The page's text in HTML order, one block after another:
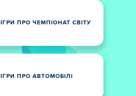
ІГРИ ПРО ЧЕМПІОНАТ СВІТУ
ІГРИ ПРО АВТОМОБІЛІ